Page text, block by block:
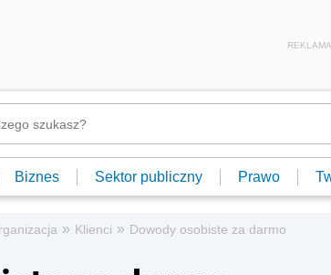
REKLAMA
Biznes Sektor publiczny Prawo
» Klienci » Dowody osobiste za darmo